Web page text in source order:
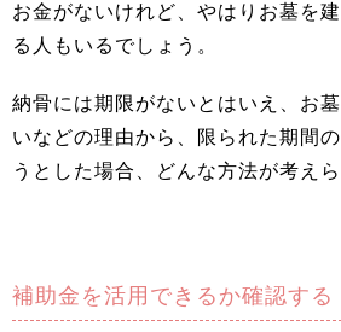
お金がないけれど、やはりお墓を
る人もいるでしょう。
納骨には期限がないとはいえ、お
いなどの理由から、限られた期間
うとした場合、どんな方法が考え
補助金を活用できるか確認する